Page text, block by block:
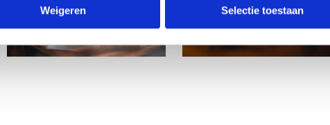
Weigeren Selectie toestaan